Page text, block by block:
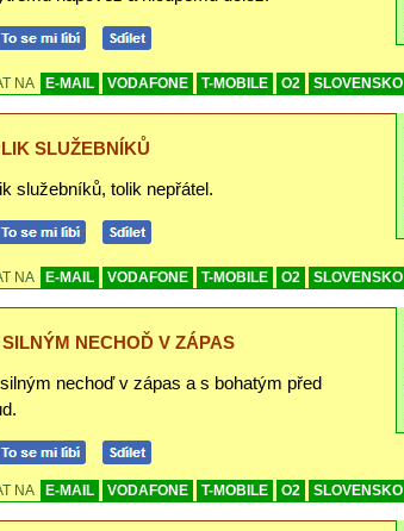
NA E-MAIL VODAFONE T-MOBILE O2 SLOVENSKO
SLUŽEBNÍKŮ
služebníků, tolik nepřátel.
NA E-MAIL VODAFONE T-MOBILE O2 SLOVENSKO
NECHOĎ V ZÁPAS
nechoď v zápas a s bohatým před
NA E-MAIL VODAFONE T-MOBILE O2 SLOVENSKO